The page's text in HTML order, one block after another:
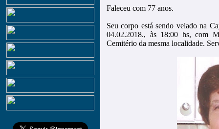
Faleceu com 77 anos.
Seu corpo está sendo velado na
04.02.2018., às 18:00 hs, com
Cemitério da mesma localidade.